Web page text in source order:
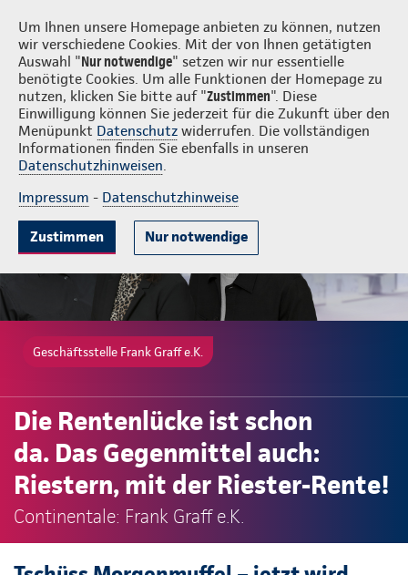
Um Ihnen unsere Homepage anbieten zu können, nutzen
wir verschiedene Cookies. Mit der von Ihnen getätigten
Auswahl "Nur notwendige" setzen wir nur essentielle
benötigte Cookies. Um alle Funktionen der Homepage zu
nutzen, klicken Sie bitte auf "Zustimmen". Diese
Einwilligung können Sie jederzeit für die Zukunft über den
Menüpunkt Datenschutz widerrufen. Die vollständigen
Informationen finden Sie ebenfalls in unseren
Datenschutzhinweisen.
Impressum - Datenschutzhinweise
Zustimmen Nur notwendige
Frank Graff e.K. Login
Gute Gründe Tarif & Leistungen Wissenswertes Beratung &
Geschäftsstelle Frank Graff e.K.
Die Rentenlücke ist schon
da. Das Gegenmittel auch:
Riestern, mit der Riester-Rente!
Continentale: Frank Graff e.K.